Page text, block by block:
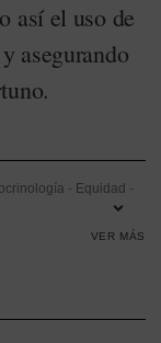
así el uso de
asegurando
- Equidad -
VER MÁS